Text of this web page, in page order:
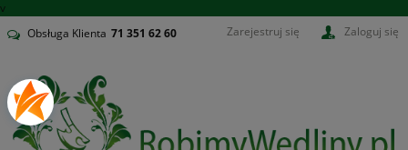
v
Obsługa Klienta 71 351 62 60 Zarejestruj się Zaloguj się